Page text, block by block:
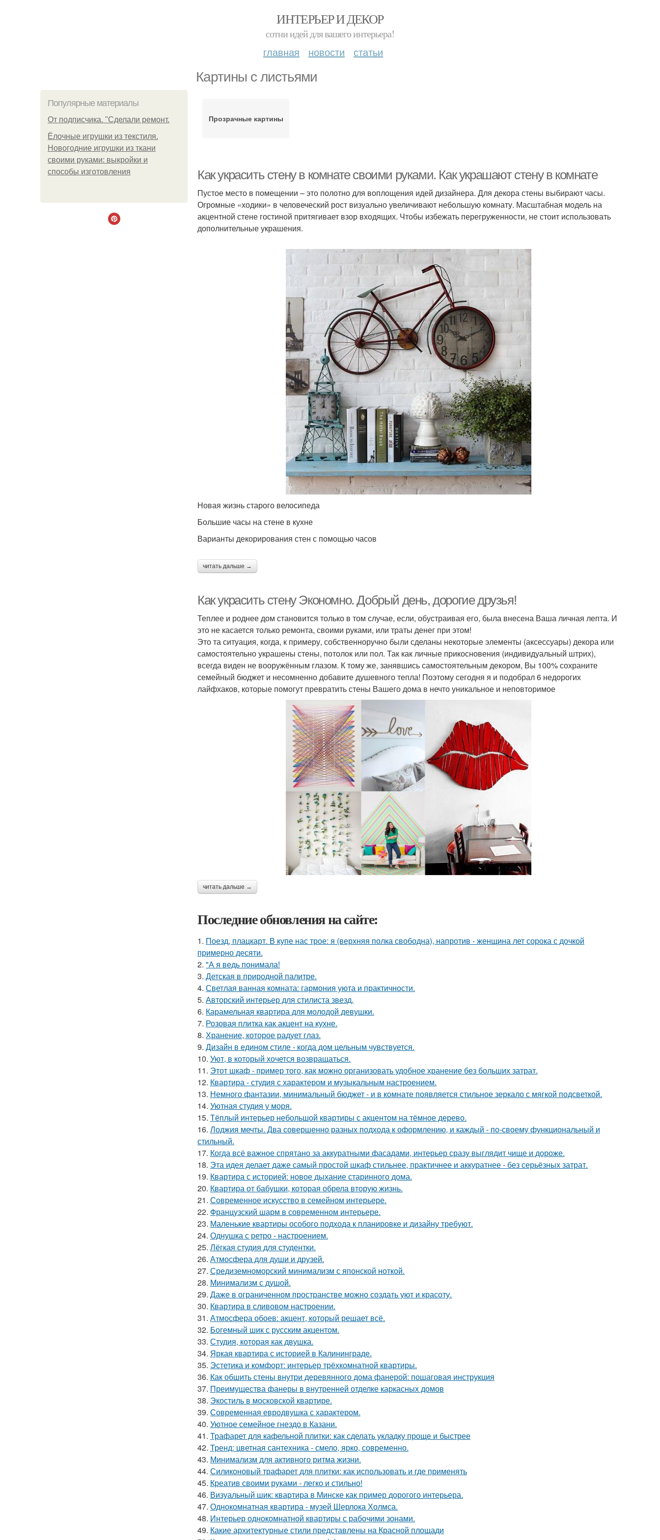
ИНТЕРЬЕР И ДЕКОР
сотни идей для вашего интерьера!
главная новости статьи
Картины с листьями
Популярные материалы
От подписчика. "Сделали ремонт.
Ёлочные игрушки из текстиля.
Новогодние игрушки из ткани
своими руками: выкройки и
способы изготовления
Прозрачные картины
Как украсить стену в комнате своими руками. Как украшают стену в комнате
Пустое место в помещении – это полотно для воплощения идей дизайнера. Для декора стены выбирают часы.
Огромные «ходики» в человеческий рост визуально увеличивают небольшую комнату. Масштабная модель на
акцентной стене гостиной притягивает взор входящих. Чтобы избежать перегруженности, не стоит использовать
дополнительные украшения.
Новая жизнь старого велосипеда
Большие часы на стене в кухне
Варианты декорирования стен с помощью часов
читать дальше →
Как украсить стену Экономно. Добрый день, дорогие друзья!
Теплее и роднее дом становится только в том случае, если, обустраивая его, была внесена Ваша личная лепта. И
это не касается только ремонта, своими руками, или траты денег при этом!
Это та ситуация, когда, к примеру, собственноручно были сделаны некоторые элементы (аксессуары) декора или
самостоятельно украшены стены, потолок или пол. Так как личные прикосновения (индивидуальный штрих),
всегда виден не вооружённым глазом. К тому же, занявшись самостоятельным декором, Вы 100% сохраните
семейный бюджет и несомненно добавите душевного тепла! Поэтому сегодня я и подобрал 6 недорогих
лайфхаков, которые помогут превратить стены Вашего дома в нечто уникальное и неповторимое
читать дальше →
Последние обновления на сайте:
1. Поезд, плацкарт. В купе нас трое: я (верхняя полка свободна), напротив - женщина лет сорока с дочкой
примерно десяти.
2. "А я ведь понимала!
3. Детская в природной палитре.
4. Светлая ванная комната: гармония уюта и практичности.
5. Авторский интерьер для стилиста звезд.
6. Карамельная квартира для молодой девушки.
7. Розовая плитка как акцент на кухне.
8. Хранение, которое радует глаз.
9. Дизайн в едином стиле - когда дом цельным чувствуется.
10. Уют, в который хочется возвращаться.
11. Этот шкаф - пример того, как можно организовать удобное хранение без больших затрат.
12. Квартира - студия с характером и музыкальным настроением.
13. Немного фантазии, минимальный бюджет - и в комнате появляется стильное зеркало с мягкой подсветкой.
14. Уютная студия у моря.
15. Тёплый интерьер небольшой квартиры с акцентом на тёмное дерево.
16. Лоджия мечты. Два совершенно разных подхода к оформлению, и каждый - по-своему функциональный и
стильный.
17. Когда всё важное спрятано за аккуратными фасадами, интерьер сразу выглядит чище и дороже.
18. Эта идея делает даже самый простой шкаф стильнее, практичнее и аккуратнее - без серьёзных затрат.
19. Квартира с историей: новое дыхание старинного дома.
20. Квартира от бабушки, которая обрела вторую жизнь.
21. Современное искусство в семейном интерьере.
22. Французский шарм в современном интерьере.
23. Маленькие квартиры особого подхода к планировке и дизайну требуют.
24. Однушка с ретро - настроением.
25. Лёгкая студия для студентки.
26. Атмосфера для души и друзей.
27. Средиземноморский минимализм с японской ноткой.
28. Минимализм с душой.
29. Даже в ограниченном пространстве можно создать уют и красоту.
30. Квартира в сливовом настроении.
31. Атмосфера обоев: акцент, который решает всё.
32. Богемный шик с русским акцентом.
33. Студия, которая как двушка.
34. Яркая квартира с историей в Калининграде.
35. Эстетика и комфорт: интерьер трёхкомнатной квартиры.
36. Как обшить стены внутри деревянного дома фанерой: пошаговая инструкция
37. Преимущества фанеры в внутренней отделке каркасных домов
38. Экостиль в московской квартире.
39. Современная евродвушка с характером.
40. Уютное семейное гнездо в Казани.
41. Трафарет для кафельной плитки: как сделать укладку проще и быстрее
42. Тренд: цветная сантехника - смело, ярко, современно.
43. Минимализм для активного ритма жизни.
44. Силиконовый трафарет для плитки: как использовать и где применять
45. Креатив своими руками - легко и стильно!
46. Визуальный шик: квартира в Минске как пример дорогого интерьера.
47. Однокомнатная квартира - музей Шерлока Холмса.
48. Интерьер однокомнатной квартиры с рабочими зонами.
49. Какие архитектурные стили представлены на Красной площади